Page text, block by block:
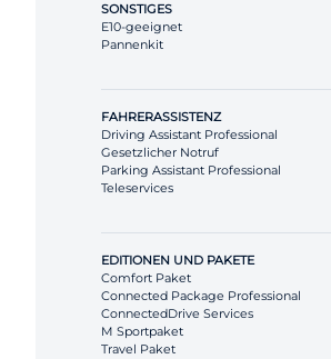
SONSTIGES
E10-geeignet
Pannenkit
FAHRERASSISTENZ
Driving Assistant Professional
Gesetzlicher Notruf
Parking Assistant Professional
Teleservices
EDITIONEN UND PAKETE
Comfort Paket
Connected Package Professional
ConnectedDrive Services
M Sportpaket
Travel Paket